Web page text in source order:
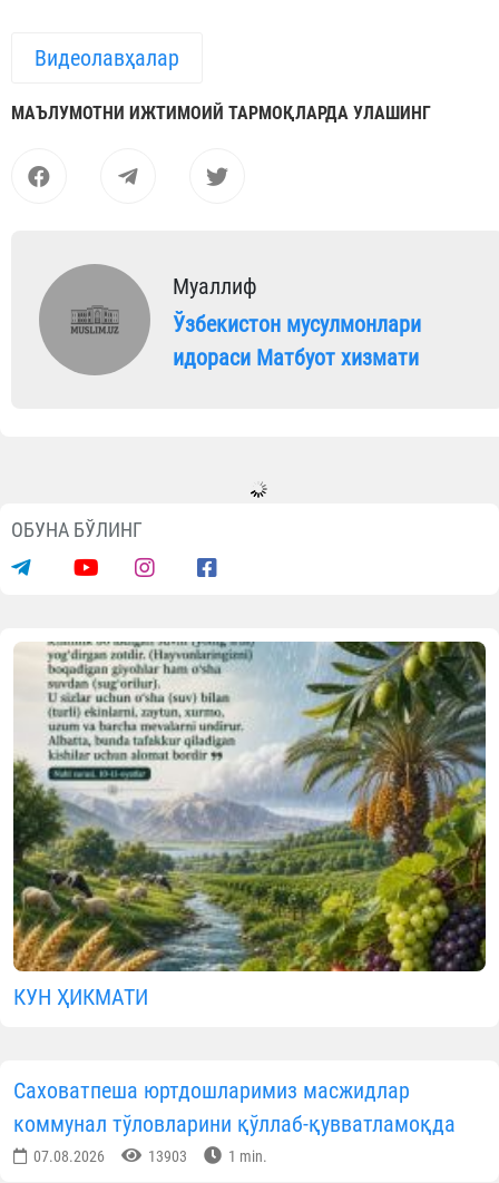
Видеолавҳалар
МАЪЛУМОТНИ ИЖТИМОИЙ ТАРМОҚЛАРДА УЛАШИНГ
Муаллиф
Ўзбекистон мусулмонлари
идораси Матбуот хизмати
ОБУНА БЎЛИНГ
КУН ҲИКМАТИ
Саховатпеша юртдошларимиз масжидлар
коммунал тўловларини қўллаб-қувватламоқда
07.08.2026 13903 1 min.